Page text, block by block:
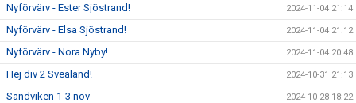
Nyförvärv - Ester Sjöstrand! 2024-11-04 21:14
Nyförvärv - Elsa Sjöstrand! 2024-11-04 21:12
Nyförvärv - Nora Nyby! 2024-11-04 20:48
Hej div 2 Svealand! 2024-10-31 21:13
Sandviken 1-3 nov 2024-10-28 18:22